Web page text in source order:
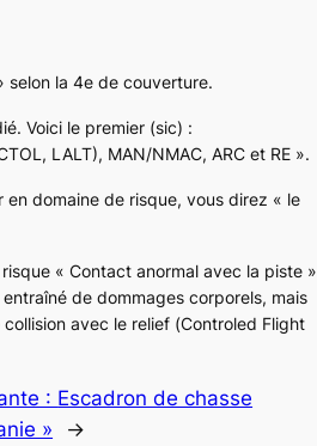
selon la 4e de couverture.
Voici le premier (sic) :
LALT), MAN/NMAC, ARC et RE ».
en domaine de risque, vous direz « le
« Contact anormal avec la piste »
entraîné de dommages corporels, mais
avec le relief (Controled Flight
: Escadron de chasse
»
→